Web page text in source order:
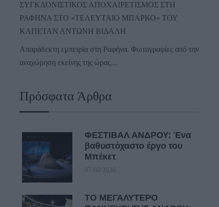
ΣΥΓΚΛΟΝΙΣΤΙΚΟΣ ΑΠΟΧΑΙΡΕΤΙΣΜΟΣ ΣΤΗ
ΡΑΦΗΝΑ ΣΤΟ «ΤΕΛΕΥΤΑΙΟ ΜΠΑΡΚΟ» ΤΟΥ
ΚΑΠΕΤΑΝ ΑΝΤΩΝΗ ΒΙΔΑΛΗ
Απαράδεκτη εμπειρία στη Ραφήνα. Φωτογραφίες από την
αναχώρηση εκείνης της ώρας…
Πρόσφατα Άρθρα
ΦΕΣΤΙΒΑΛ ΑΝΔΡΟΥ: Ένα
βαθυστόχαστο έργο του
Μπέκετ
07/08/2026
ΤΟ ΜΕΓΑΛΥΤΕΡΟ